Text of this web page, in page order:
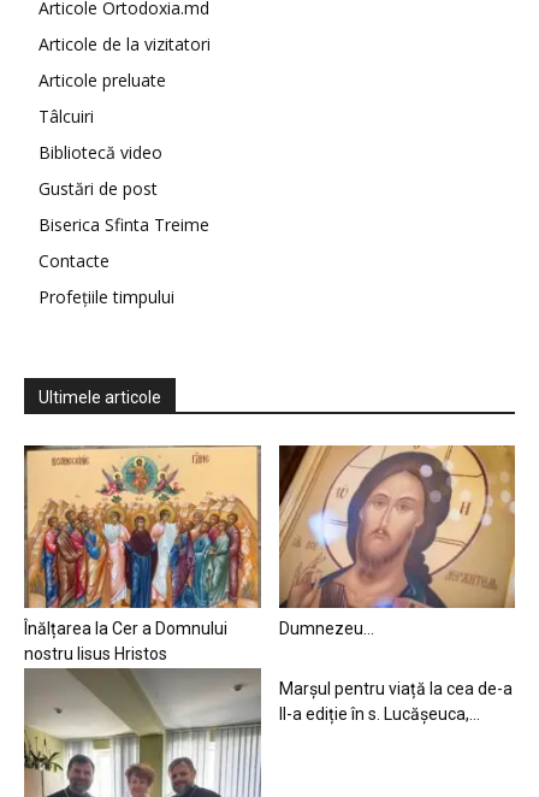
Articole Ortodoxia.md
Articole de la vizitatori
Articole preluate
Tâlcuiri
Bibliotecă video
Gustări de post
Biserica Sfinta Treime
Contacte
Profețiile timpului
Ultimele articole
Înălțarea la Cer a Domnului
nostru Iisus Hristos
Dumnezeu…
Marșul pentru viață la cea de-a
II-a ediție în s. Lucășeuca,...